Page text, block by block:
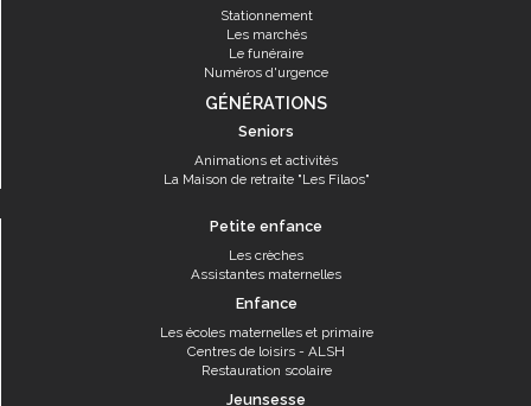
Stationnement
Les marchés
Le funéraire
Numéros d'urgence
GÉNÉRATIONS
Seniors
Animations et activités
La Maison de retraite "Les Filaos"
Petite enfance
Les crèches
Assistantes maternelles
Enfance
Les écoles maternelles et primaire
Centres de loisirs - ALSH
Restauration scolaire
Jeunsesse